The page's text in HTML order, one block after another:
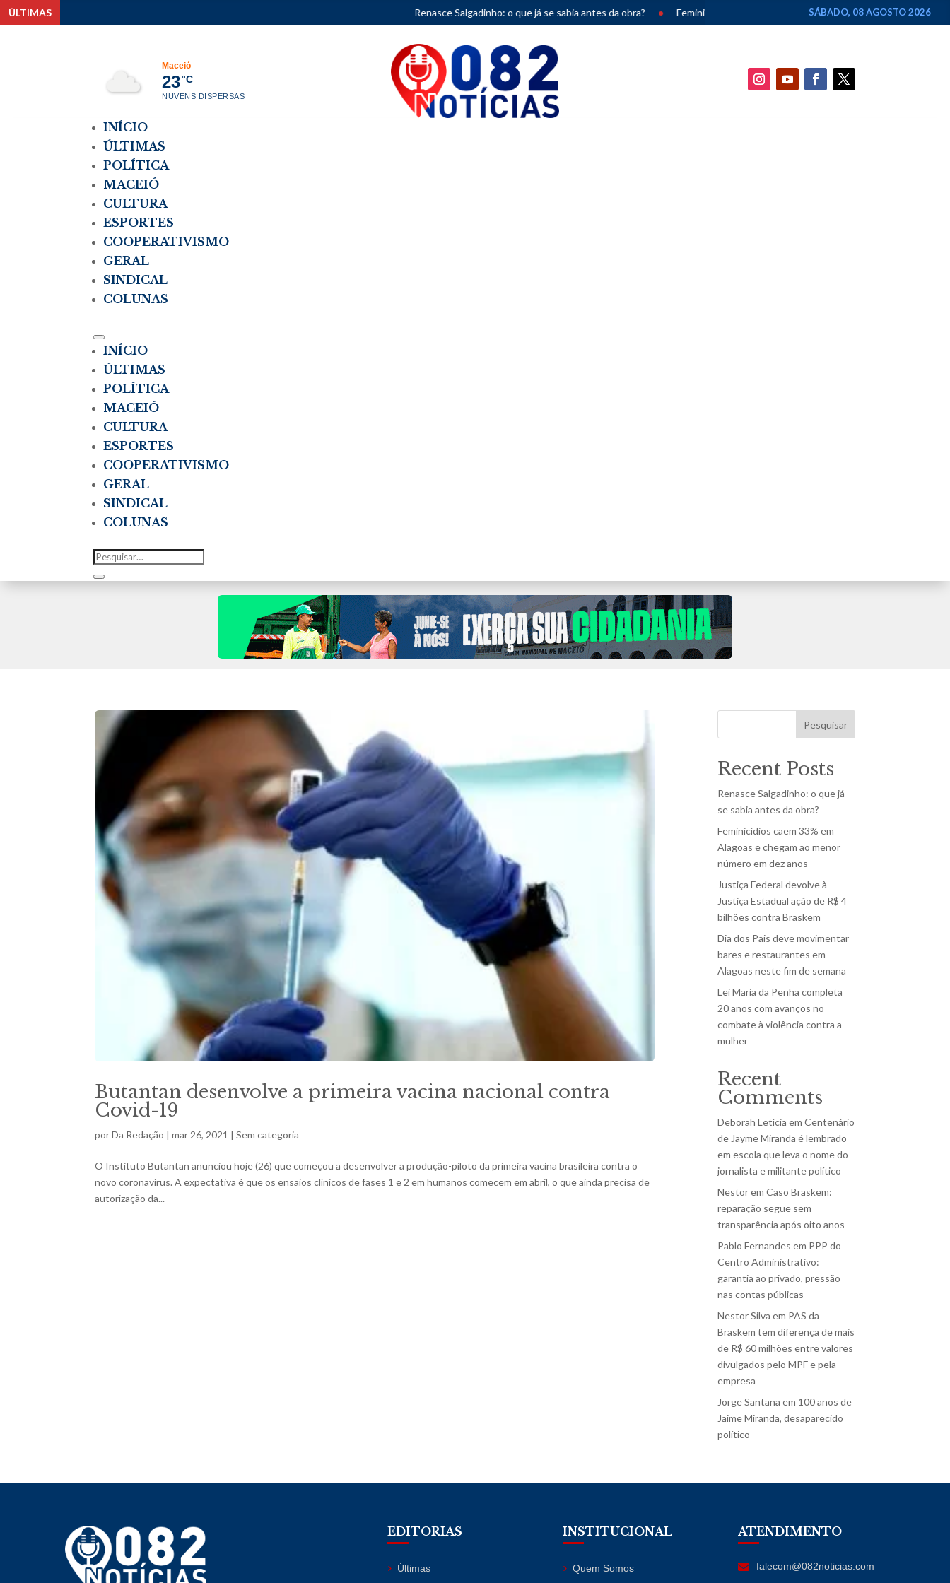
ÚLTIMAS Renasce Salgadinho: o que já se sabia antes da obra? • Feminicídios caem 33% em Alagoas e chegam ao menor número em dez anos
SÁBADO, 08 AGOSTO 2026
Maceió
23°C
NUVENS DISPERSAS
INÍCIO
ÚLTIMAS
POLÍTICA
MACEIÓ
CULTURA
ESPORTES
COOPERATIVISMO
GERAL
SINDICAL
COLUNAS
INÍCIO
ÚLTIMAS
POLÍTICA
MACEIÓ
CULTURA
ESPORTES
COOPERATIVISMO
GERAL
SINDICAL
COLUNAS
Butantan desenvolve a primeira vacina nacional contra
Covid-19
porDa Redação |mar 26, 2021 |Sem categoria
O Instituto Butantan anunciou hoje (26) que começou a desenvolver a produção-piloto da primeira vacina brasileira contra o
novo coronavírus. A expectativa é que os ensaios clínicos de fases 1 e 2 em humanos comecem em abril, o que ainda precisa de
autorização da...
Pesquisar
Recent Posts
Renasce Salgadinho: o que já
se sabia antes da obra?
Feminicídios caem 33% em
Alagoas e chegam ao menor
número em dez anos
Justiça Federal devolve à
Justiça Estadual ação de R$ 4
bilhões contra Braskem
Dia dos Pais deve movimentar
bares e restaurantes em
Alagoas neste fim de semana
Lei Maria da Penha completa
20 anos com avanços no
combate à violência contra a
mulher
Recent
Comments
Deborah Letícia emCentenário
de Jayme Miranda é lembrado
em escola que leva o nome do
jornalista e militante político
NestoremCaso Braskem:
reparação segue sem
transparência após oito anos
Pablo Fernandes em PPP do
Centro Administrativo:
garantia ao privado, pressão
nas contas públicas
Nestor Silva em PAS da
Braskem tem diferença de mais
de R$ 60 milhões entre valores
divulgados pelo MPF e pela
empresa
Jorge Santana em 100 anos de
Jaime Miranda, desaparecido
político
EDITORIAS
Últimas
INSTITUCIONAL
Quem Somos
ATENDIMENTO
falecom@082noticias.com